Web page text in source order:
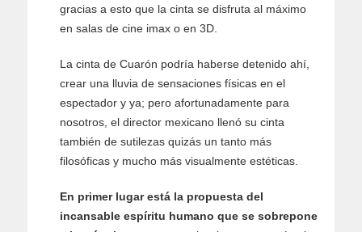
gracias a esto que la cinta se disfruta al máximo
en salas de cine imax o en 3D.
La cinta de Cuarón podría haberse detenido ahí,
crear una lluvia de sensaciones físicas en el
espectador y ya; pero afortunadamente para
nosotros, el director mexicano llenó su cinta
también de sutilezas quizás un tanto más
filosóficas y mucho más visualmente estéticas.
En primer lugar está la propuesta del
incansable espíritu humano que se sobrepone